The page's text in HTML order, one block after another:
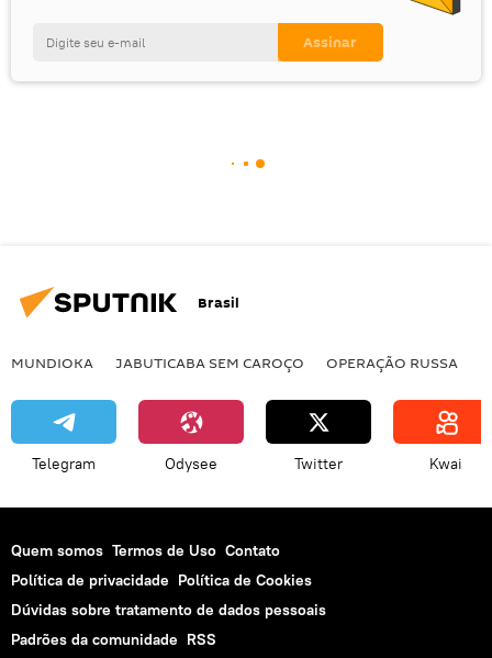
Brasil
MUNDIOKA JABUTICABA SEM CAROÇO OPERAÇÃO RUSSA
Telegram Odysee Twitter Kwai
Quem somos Termos de Uso Contato
Política de privacidade Política de Cookies
Dúvidas sobre tratamento de dados pessoais
Padrões da comunidade RSS